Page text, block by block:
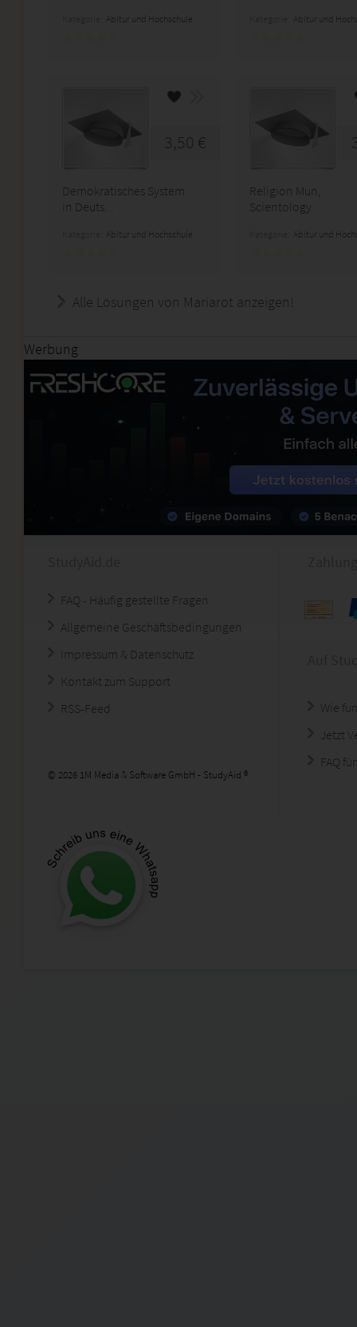
Abitur und Hochschule Abitur und
3,50 €
Demokratisches System
in Deuts...
Abitur und Hochschule
Religion Mun,
Scientology
Abitur und
Alle Lösungen von Mariarot anzeigen!
Werbung
FAQ - Häufig gestellte Fragen
Allgemeine Geschäftsbedingungen
Impressum & Datenschutz
Kontakt zum Support
RSS-Feed
© 2026 1M Media & Software GmbH - StudyAid ®
Wie
Jetzt
FAQ